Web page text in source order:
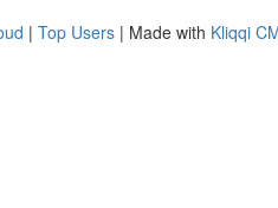
| Top Users | Made with Kliqqi